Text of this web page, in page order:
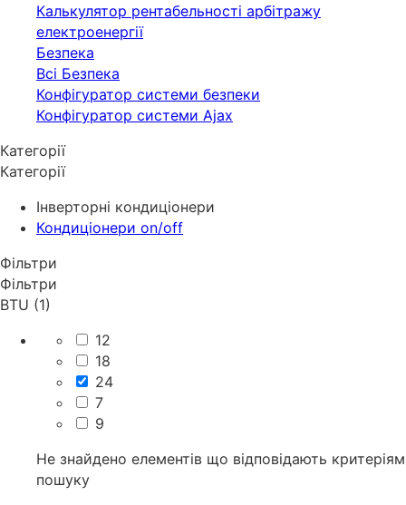
Калькулятор рентабельності арбітражу
електроенергії
Безпека
Всі Безпека
Конфігуратор системи безпеки
Конфігуратор системи Ajax
Категорії
Категорії
Інверторні кондиціонери
Кондиціонери on/off
Фільтри
Фільтри
BTU (1)
12
18
24
7
9
Не знайдено елементів що відповідають критеріям
пошуку